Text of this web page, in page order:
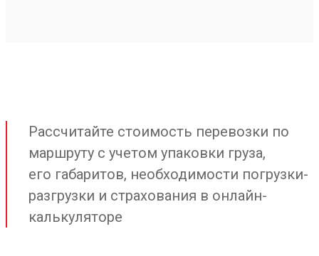
Рассчитайте стоимость перевозки по
маршруту с учетом упаковки груза,
его габаритов, необходимости погрузки-
разгрузки и страхования в онлайн-
калькуляторе